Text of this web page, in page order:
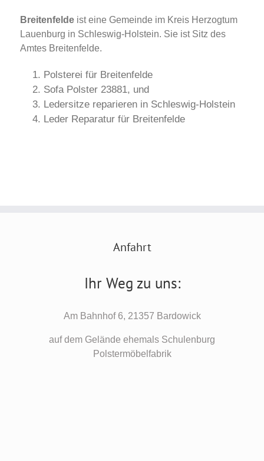
Breitenfelde ist eine Gemeinde im Kreis Herzogtum
Lauenburg in Schleswig-Holstein. Sie ist Sitz des
Amtes Breitenfelde.
Polsterei für Breitenfelde
Sofa Polster 23881, und
Ledersitze reparieren in Schleswig-Holstein
Leder Reparatur für Breitenfelde
Anfahrt
Ihr Weg zu uns:
Am Bahnhof 6, 21357 Bardowick
auf dem Gelände ehemals Schulenburg
Polstermöbelfabrik